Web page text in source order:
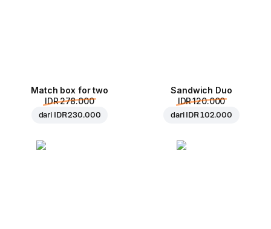
Match box for two
IDR 278.000
dari IDR 230.000
Sandwich Duo
IDR 120.000
dari IDR 102.000